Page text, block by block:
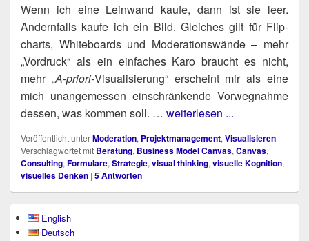
Wenn ich eine Lein­wand kau­fe, dann ist sie leer.
Andern­falls kau­fe ich ein Bild. Glei­ches gilt für Flip­
charts, White­boards und Mode­ra­ti­ons­wän­de – mehr
„Vor­druck“ als ein ein­fa­ches Karo braucht es nicht,
mehr „A‑prio­ri-Visua­li­sie­rung“ erscheint mir als eine
mich unan­ge­mes­sen ein­schrän­ken­de Vor­weg­nah­me
des­sen, was kom­men soll. … weiterlesen ...
Veröffentlicht unterModeration, Projektmanagement, Visualisieren |
Verschlagwortet mit Beratung, Business Model Canvas, Canvas,
Consulting, Formulare, Strategie, visual thinking, visuelle Kognition,
visuelles Denken | 5Antworten
Seitenleisten-
Widgetbereich
English
Deutsch